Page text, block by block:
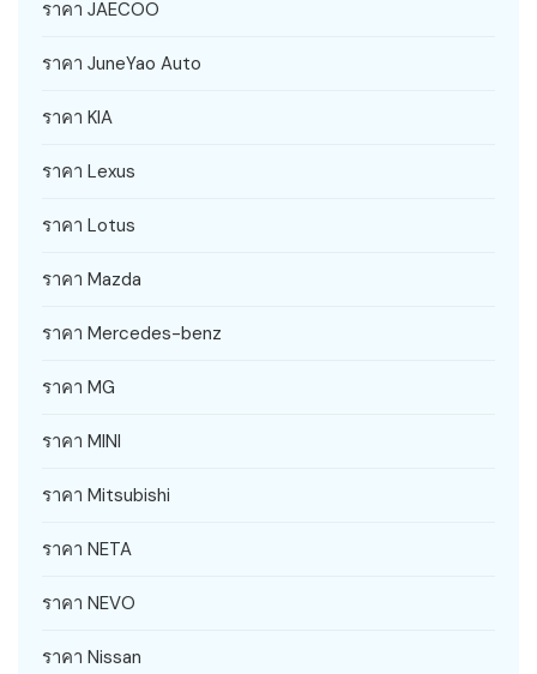
ราคา JAECOO
ราคา JuneYao Auto
ราคา KIA
ราคา Lexus
ราคา Lotus
ราคา Mazda
ราคา Mercedes-benz
ราคา MG
ราคา MINI
ราคา Mitsubishi
ราคา NETA
ราคา NEVO
ราคา Nissan